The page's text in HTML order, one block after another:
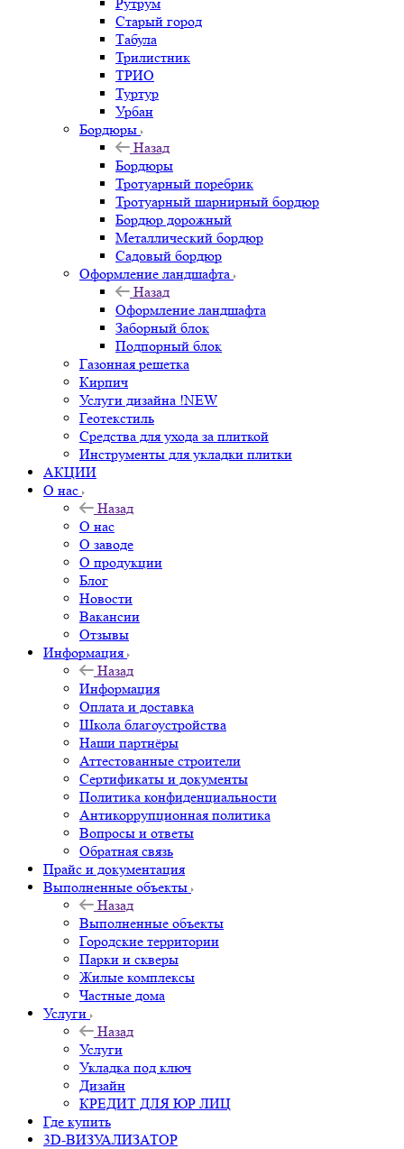
Старый город
Табула
Трилистник
ТРИО
Туртур
Урбан
Бордюры
Назад
Бордюры
Тротуарный поребрик
Тротуарный шарнирный бордюр
Бордюр дорожный
Металлический бордюр
Садовый бордюр
Оформление ландшафта
Назад
Оформление ландшафта
Заборный блок
Подпорный блок
Газонная решетка
Кирпич
Услуги дизайна !NEW
Геотекстиль
Средства для ухода за плиткой
Инструменты для укладки плитки
АКЦИИ
О нас
Назад
О нас
О заводе
О продукции
Блог
Новости
Вакансии
Отзывы
Информация
Назад
Информация
Оплата и доставка
Школа благоустройства
Наши партнёры
Аттестованные строители
Сертификаты и документы
Политика конфиденциальности
Антикоррупционная политика
Вопросы и ответы
Обратная связь
Прайс и документация
Выполненные объекты
Назад
Выполненные объекты
Городские территории
Парки и скверы
Жилые комплексы
Частные дома
Услуги
Назад
Услуги
Укладка под ключ
Дизайн
КРЕДИТ ДЛЯ ЮР ЛИЦ
Где купить
3D-ВИЗУАЛИЗАТОР